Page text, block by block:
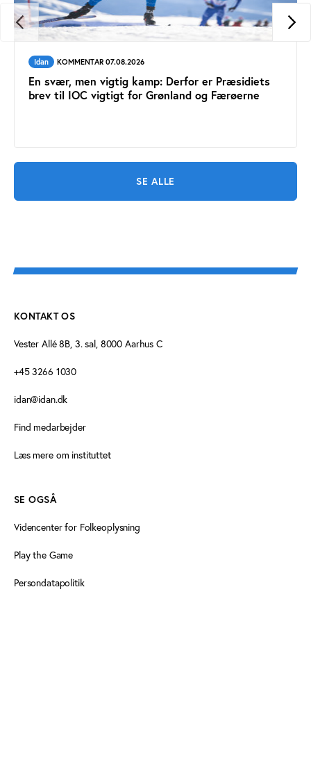
Idan KOMMENTAR 07.08.2026
En svær, men vigtig kamp: Derfor er Præsidiets
brev til IOC vigtigt for Grønland og Færøerne
SE ALLE
KONTAKT OS
Vester Allé 8B, 3. sal, 8000 Aarhus C
+45 3266 1030
idan@idan.dk
Find medarbejder
Læs mere om instituttet
SE OGSÅ
Videncenter for Folkeoplysning
Play the Game
Persondatapolitik